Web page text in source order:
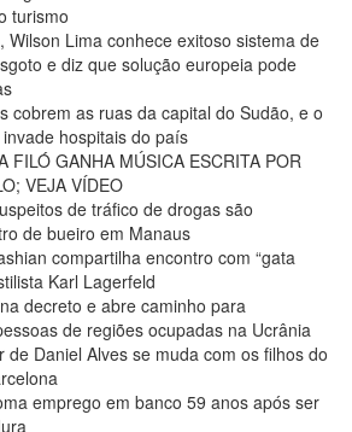
turismo
Wilson Lima conhece exitoso sistema de
e diz que solução europeia pode
cobrem as ruas da capital do Sudão, e o
hospitais do país
FILÓ GANHA MÚSICA ESCRITA POR
VEJA VÍDEO
de tráfico de drogas são
de bueiro em Manaus
compartilha encontro com “gata
Karl Lagerfeld
decreto e abre caminho para
de regiões ocupadas na Ucrânia
de Daniel Alves se muda com os filhos do
emprego em banco 59 anos após ser